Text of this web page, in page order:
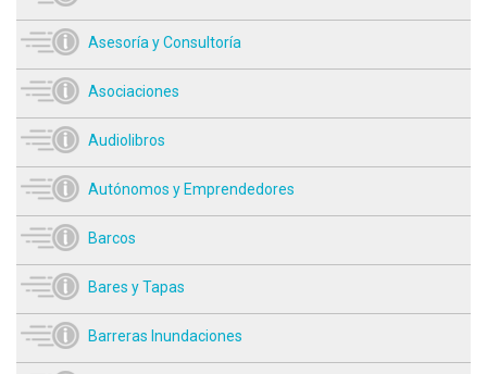
Asesoría y Consultoría
Asociaciones
Audiolibros
Autónomos y Emprendedores
Barcos
Bares y Tapas
Barreras Inundaciones